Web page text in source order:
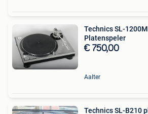
Technics SL-
Platenspeler
€ 750,00
Aalter
Technics SL-B210